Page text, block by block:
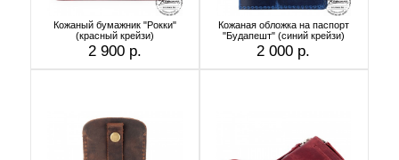
Кожаный бумажник "Рокки"
(красный крейзи)
2 900 р.
Кожаная обложка на паспорт
"Будапешт" (синий крейзи)
2 000 р.